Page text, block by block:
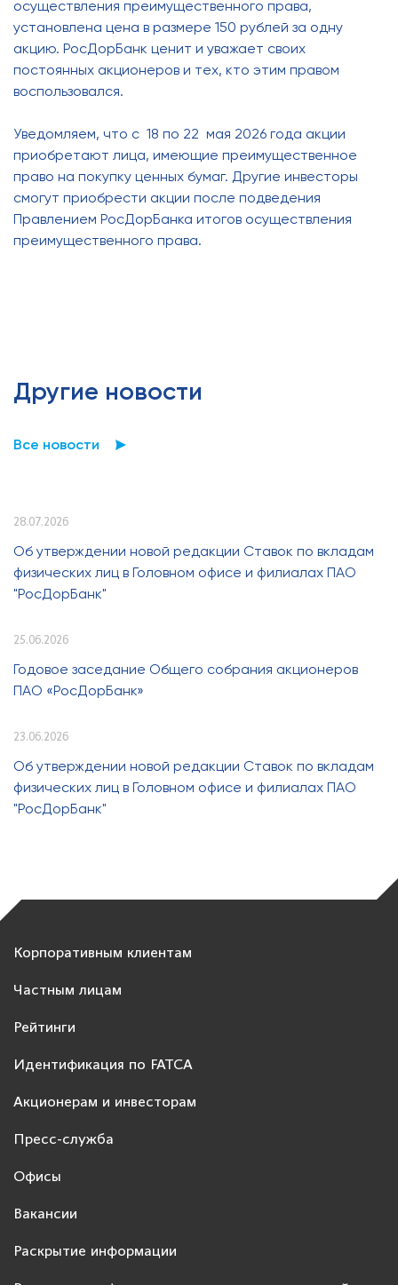
осуществления преимущественного права,
установлена цена в размере 150 рублей за одну
акцию. РосДорБанк ценит и уважает своих
постоянных акционеров и тех, кто этим правом
воспользовался.
Уведомляем, что с 18 по 22 мая 2026 года акции
приобретают лица, имеющие преимущественное
право на покупку ценных бумаг. Другие инвесторы
смогут приобрести акции после подведения
Правлением РосДорБанка итогов осуществления
преимущественного права.
Другие новости
Все новости
28.07.2026
Об утверждении новой редакции Ставок по вкладам
физических лиц в Головном офисе и филиалах ПАО
"РосДорБанк"
25.06.2026
Годовое заседание Общего собрания акционеров
ПАО «РосДорБанк»
23.06.2026
Об утверждении новой редакции Ставок по вкладам
физических лиц в Головном офисе и филиалах ПАО
"РосДорБанк"
Корпоративным клиентам
Частным лицам
Рейтинги
Идентификация по FATCA
Акционерам и инвесторам
Пресс-служба
Офисы
Вакансии
Раскрытие информации